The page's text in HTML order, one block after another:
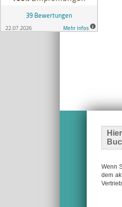
Wenn
dem